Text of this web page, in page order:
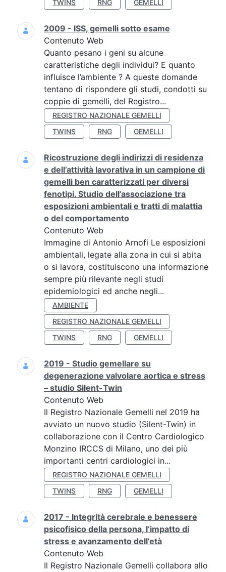
TWINS RNG GEMELLI
2009 - ISS, gemelli sotto esame
Contenuto Web
Quanto pesano i geni su alcune
caratteristiche degli individui? E quanto
influisce l’ambiente ? A queste domande
tentano di rispondere gli studi, condotti su
coppie di gemelli, del Registro...
REGISTRO NAZIONALE GEMELLI
TWINS
RNG GEMELLI
Ricostruzione degli indirizzi di residenza
e dell’attività lavorativa in un campione di
gemelli ben caratterizzati per diversi
fenotipi. Studio dell’associazione tra
esposizioni ambientali e tratti di malattia
o del comportamento
Contenuto Web
Immagine di Antonio Arnofi Le esposizioni
ambientali, legate alla zona in cui si abita
o si lavora, costituiscono una informazione
sempre più rilevante negli studi
epidemiologici ed anche negli...
AMBIENTE
REGISTRO NAZIONALE GEMELLI
TWINS
RNG GEMELLI
2019 - Studio gemellare su
degenerazione valvolare aortica e stress
– studio Silent-Twin
Contenuto Web
Il Registro Nazionale Gemelli nel 2019 ha
avviato un nuovo studio (Silent-Twin) in
collaborazione con il Centro Cardiologico
Monzino IRCCS di Milano, uno dei più
importanti centri cardiologici in...
REGISTRO NAZIONALE GEMELLI
TWINS
RNG GEMELLI
2017 - Integrità cerebrale e benessere
psicofisico della persona, l’impatto di
stress e avanzamento dell’età
Contenuto Web
Il Registro Nazionale Gemelli collabora allo